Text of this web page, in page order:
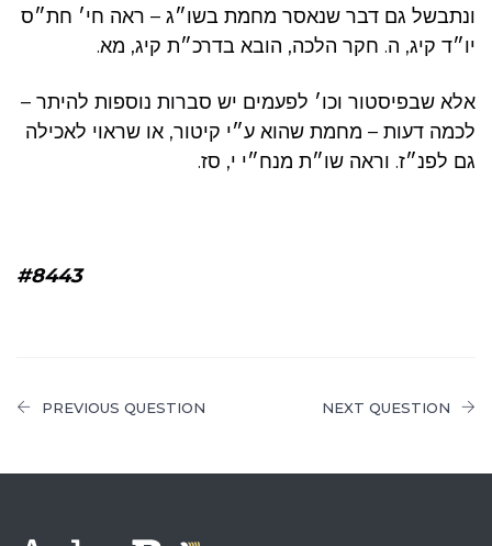
ונתבשל גם דבר שנאסר מחמת בשו״ג – ראה חי׳ חת״ס
יו״ד קיג, ה. חקר הלכה, הובא בדרכ״ת קיג, מא.
אלא שבפיסטור וכו׳ לפעמים יש סברות נוספות להיתר –
לכמה דעות – מחמת שהוא ע״י קיטור, או שראוי לאכילה
גם לפנ״ז. וראה שו״ת מנח״י י, סז.
#8443
PREVIOUS QUESTION NEXT QUESTION